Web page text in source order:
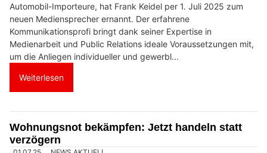
Automobil-Importeure, hat Frank Keidel per 1. Juli 2025 zum
neuen Mediensprecher ernannt. Der erfahrene
Kommunikationsprofi bringt dank seiner Expertise in
Medienarbeit und Public Relations ideale Voraussetzungen mit,
um die Anliegen individueller und gewerbl...
Weiterlesen
Wohnungsnot bekämpfen: Jetzt handeln statt
verzögern